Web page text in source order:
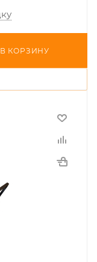
В КОРЗИНУ